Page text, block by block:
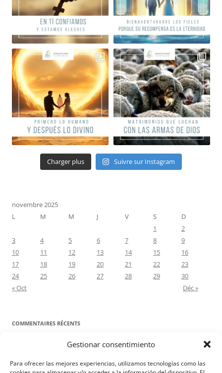
Gestionar consentimiento
Para ofrecer las mejores experiencias, utilizamos tecnologías como las
Charger plus Suivre sur Instagram
novembre 2025
L
M M J V S
D
1
2
3
4 5 6 7 8
9
10
11 12 13 14 15
16
17
18 19 20 21 22
23
24
25 26 27 28 29
30
« Oct
Déc »
COMMENTAIRES RÉCENTS
Proyecto Amor ConyugaldansContre toute attente. Commentaire
pour les époux : Luc 12, 8-12